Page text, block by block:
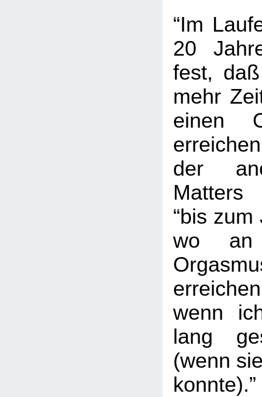
“Im
20
fest,
mehr
einen
der
Matters
“bis
wo an
wenn
lang
(wenn
konnte).”